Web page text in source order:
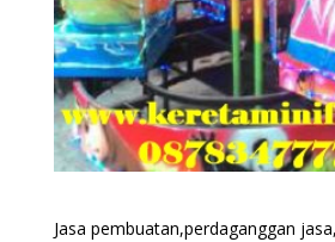
Jasa pembuatan,perdaganggan